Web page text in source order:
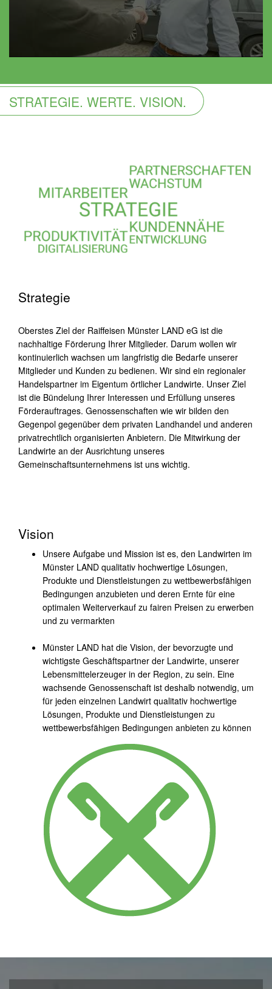
STRATEGIE. WERTE. VISION.
Strategie
Oberstes Ziel der Raiffeisen Münster LAND eG ist die
nachhaltige Förderung Ihrer Mitglieder. Darum wollen wir
kontinuierlich wachsen um langfristig die Bedarfe unserer
Mitglieder und Kunden zu bedienen. Wir sind ein regionaler
Handelspartner im Eigentum örtlicher Landwirte. Unser Ziel
ist die Bündelung Ihrer Interessen und Erfüllung unseres
Förderauftrages. Genossenschaften wie wir bilden den
Gegenpol gegenüber dem privaten Landhandel und anderen
privatrechtlich organisierten Anbietern. Die Mitwirkung der
Landwirte an der Ausrichtung unseres
Gemeinschaftsunternehmens ist uns wichtig.
Vision
Unsere Aufgabe und Mission ist es, den Landwirten im
Münster LAND qualitativ hochwertige Lösungen,
Produkte und Dienstleistungen zu wettbewerbsfähigen
Bedingungen anzubieten und deren Ernte für eine
optimalen Weiterverkauf zu fairen Preisen zu erwerben
und zu vermarkten
Münster LAND hat die Vision, der bevorzugte und
wichtigste Geschäftspartner der Landwirte, unserer
Lebensmittelerzeuger in der Region, zu sein. Eine
wachsende Genossenschaft ist deshalb notwendig, um
für jeden einzelnen Landwirt qualitativ hochwertige
Lösungen, Produkte und Dienstleistungen zu
wettbewerbsfähigen Bedingungen anbieten zu können